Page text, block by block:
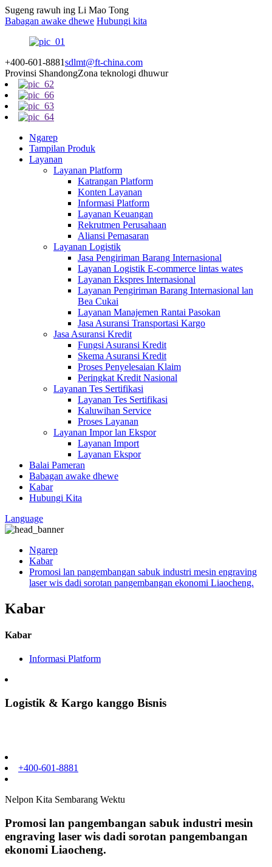
Sugeng rawuh ing Li Mao Tong
Babagan awake dhewe Hubungi kita
+400-601-8881sdlmt@ft-china.com
Provinsi ShandongZona teknologi dhuwur
Ngarep
Tampilan Produk
Layanan
Layanan Platform
Katrangan Platform
Konten Layanan
Informasi Platform
Layanan Keuangan
Rekrutmen Perusahaan
Aliansi Pemasaran
Layanan Logistik
Jasa Pengiriman Barang Internasional
Layanan Logistik E-commerce lintas wates
Layanan Ekspres Internasional
Layanan Pengiriman Barang Internasional lan
Bea Cukai
Layanan Manajemen Rantai Pasokan
Jasa Asuransi Transportasi Kargo
Jasa Asuransi Kredit
Fungsi Asuransi Kredit
Skema Asuransi Kredit
Proses Penyelesaian Klaim
Peringkat Kredit Nasional
Layanan Tes Sertifikasi
Layanan Tes Sertifikasi
Kaluwihan Service
Proses Layanan
Layanan Impor lan Ekspor
Layanan Import
Layanan Ekspor
Balai Pameran
Babagan awake dhewe
Kabar
Hubungi Kita
Language
Ngarep
Kabar
Promosi lan pangembangan sabuk industri mesin engraving
laser wis dadi sorotan pangembangan ekonomi Liaocheng.
Kabar
Kabar
Informasi Platform
Logistik & Kargo kanggo Bisnis
+400-601-8881
Nelpon Kita Sembarang Wektu
Promosi lan pangembangan sabuk industri mesin
engraving laser wis dadi sorotan pangembangan
ekonomi Liaocheng.